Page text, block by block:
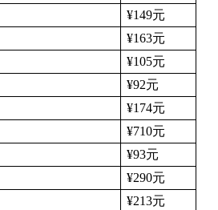
¥149元
¥163元
¥105元
¥92元
¥174元
¥710元
¥93元
¥290元
¥213元